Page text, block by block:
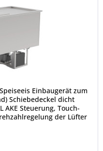
Einbaugerät zum
Schiebedeckel dicht
AKE Steuerung, Touch-
der Lüfter